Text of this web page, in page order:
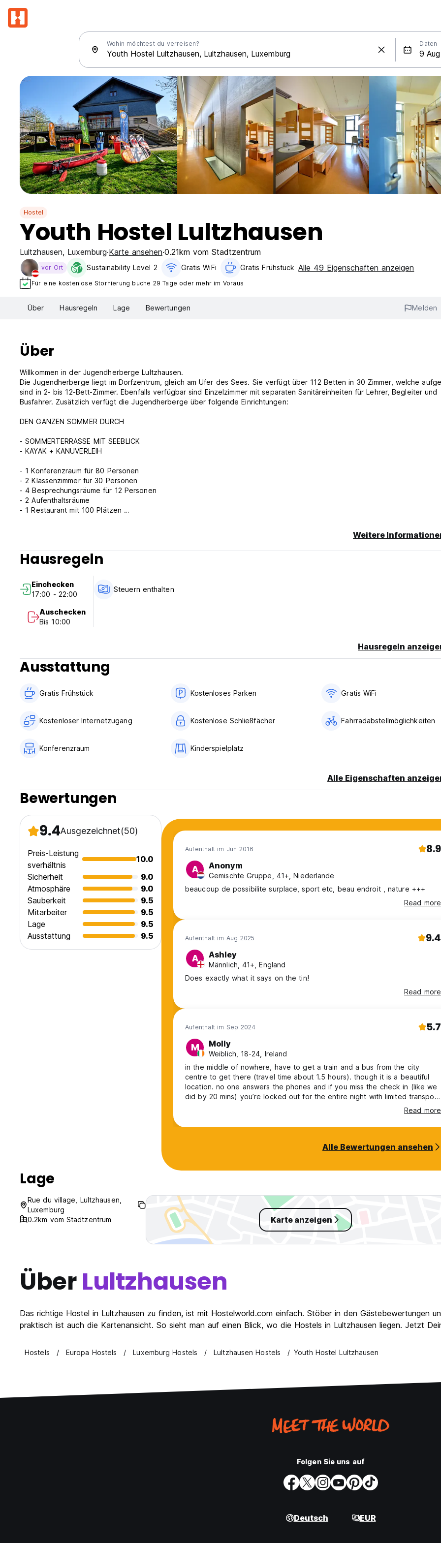
Wohin möchtest du verreisen? Daten
Hostel
Youth Hostel Lultzhausen
Lultzhausen, Luxemburg Karte ansehen 0.21km vom Stadtzentrum
vor Ort Sustainability Level 2 Gratis WiFi Gratis Frühstück Alle 49 Eigenschaften anzeigen
Für eine kostenlose Stornierung buche 29 Tage oder mehr im Voraus
Über Hausregeln Lage Bewertungen Melden
Über
Willkommen in der Jugendherberge Lultzhausen.
Die Jugendherberge liegt im Dorfzentrum, gleich am Ufer des Sees. Sie verfügt über 112 Betten in 30 Zimmer, welche
sind in 2- bis 12-Bett-Zimmer. Ebenfalls verfügbar sind Einzelzimmer mit separaten Sanitäreinheiten für Lehrer, Begleiter und
Busfahrer. Zusätzlich verfügt die Jugendherberge über folgende Einrichtungen:
DEN GANZEN SOMMER DURCH
- SOMMERTERRASSE MIT SEEBLICK
- KAYAK + KANUVERLEIH
- 1 Konferenzraum für 80 Personen
- 2 Klassenzimmer für 30 Personen
- 4 Besprechungsräume für 12 Personen
- 2 Aufenthaltsräume
- 1 Restaurant mit 100 Plätzen
Die Erdgeschosse der einzenen Gebäude sowie alle öffentlichen Plätze sind für Rollstuhlfahrer zugänglich. Daneben
Jugendherberge über mehrere behindertengerechte WCs und reservierte Parkplätze.
Auch luxemburgische Spezialitäten und vegetarische Menüs sind auf Anfrage erhältlich.
Es gibt keine Altersbeschränkung.
Öffnungszeiten: 08.00 - 10.00 Uhr und 17.00 - 23.00 Uhr
01/12/2008 - 14/12/2008
Stornierungsbedingungen:
Stornierungen, die mehr als 28 Tage vor Anreisedatum erfolgen, sind kostenfrei. Stornierungen, die bis zu einem Tag vor
Nichtanreisen ist eine Rückerstattung nicht möglich (max. 2 Übernachtungen).
Weitere
Hausregeln
Einchecken
17:00 - 22:00
Auschecken
Bis 10:00
Steuern enthalten
Hausregeln
Ausstattung
Gratis Frühstück Kostenloses Parken Gratis WiFi
Kostenloser Internetzugang Kostenlose Schließfächer Fahrradabstellmöglichkeiten
Konferenzraum Kinderspielplatz
Alle Eigenschaften
Bewertungen
9.4Ausgezeichnet(50)
Preis-Leistung
sverhältnis
10.0
Sicherheit
9.0
Atmosphäre
9.0
Sauberkeit
9.5
Mitarbeiter
9.5
Lage
9.5
Ausstattung
9.5
Aufenthalt im Jun 2016 8.9
A Anonym
Gemischte Gruppe, 41+, Niederlande
beaucoup de possibilite surplace, sport etc, beau endroit , nature +++
Read more
Aufenthalt im Aug 2025 9.4
A Ashley
Männlich, 41+, England
Does exactly what it says on the tin!
Read more
Aufenthalt im Sep 2024 5.7
M Molly
Weiblich, 18-24, Ireland
in the middle of nowhere, have to get a train and a bus from the city
centre to get there (travel time about 1.5 hours). though it is a beautiful
location. no one answers the phones and if you miss the check in (like we
did by 20 mins) you’re locked out for the entire night with limited transport
that. staff can be condescending and treat you like one of the children
there.
Read more
Alle Bewertungen ansehen
Lage
Rue du village, Lultzhausen,
Luxemburg
0.2km vom Stadtzentrum
Karte anzeigen
ÜberLultzhausen
Das richtige Hostel in Lultzhausen zu finden, ist mit Hostelworld.com einfach. Stöber in den Gästebewertungen
praktisch ist auch die Kartenansicht. So sieht man auf einen Blick, wo die Hostels in Lultzhausen liegen. Jetzt
Hostels Europa Hostels Luxemburg Hostels Lultzhausen Hostels Youth Hostel Lultzhausen
Folgen Sie uns auf
Deutsch EUR